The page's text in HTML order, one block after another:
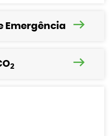
Emergência
2